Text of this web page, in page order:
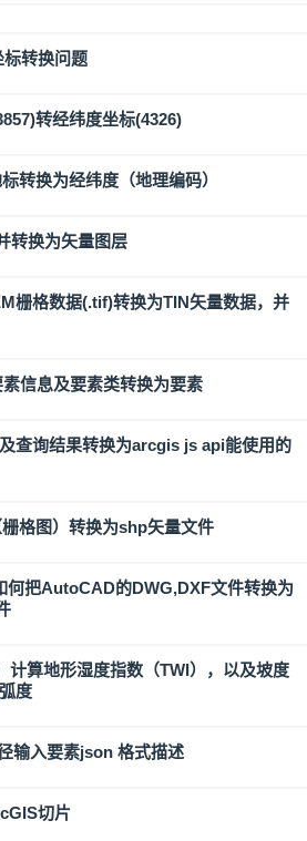
转换问题
转经纬度坐标(4326)
转换为经纬度（地理编码）
转换为矢量图层
栅格数据(.tif)转换为TIN矢量数据，并
信息及要素类转换为要素
查询结果转换为arcgis js api能使用的
格图）转换为shp矢量文件
何把AutoCAD的DWG,DXF文件转换为
算地形湿度指数（TWI），以及坡度
度
输入要素json 格式描述
切片